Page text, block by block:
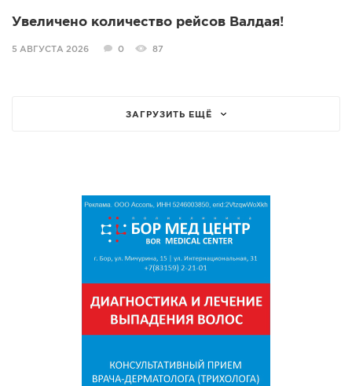
Увеличено количество рейсов Валдая!
5 АВГУСТА 2026 0 87
ЗАГРУЗИТЬ ЕЩЁ